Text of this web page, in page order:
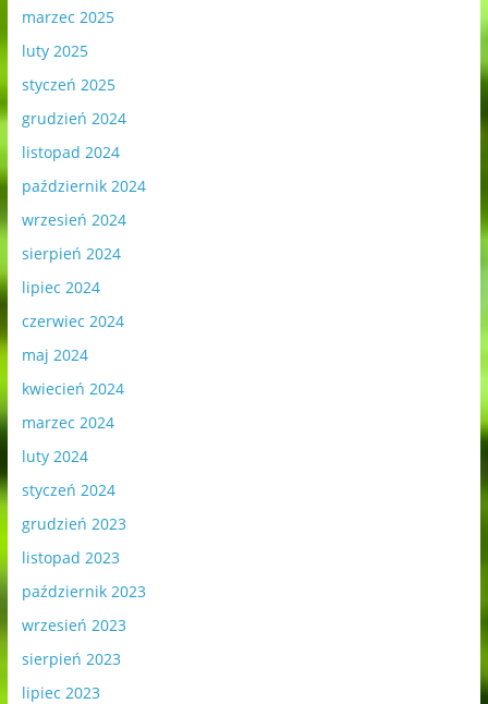
marzec 2025
luty 2025
styczeń 2025
grudzień 2024
listopad 2024
październik 2024
wrzesień 2024
sierpień 2024
lipiec 2024
czerwiec 2024
maj 2024
kwiecień 2024
marzec 2024
luty 2024
styczeń 2024
grudzień 2023
listopad 2023
październik 2023
wrzesień 2023
sierpień 2023
lipiec 2023